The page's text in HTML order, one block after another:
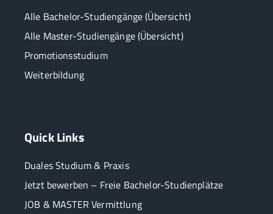
Alle Bachelor-Studiengänge (Übersicht)
Alle Master-Studiengänge (Übersicht)
Promotionsstudium
Weiterbildung
Quick Links
Duales Studium & Praxis
Jetzt bewerben – Freie Bachelor-Studienplätze
JOB & MASTER Vermittlung